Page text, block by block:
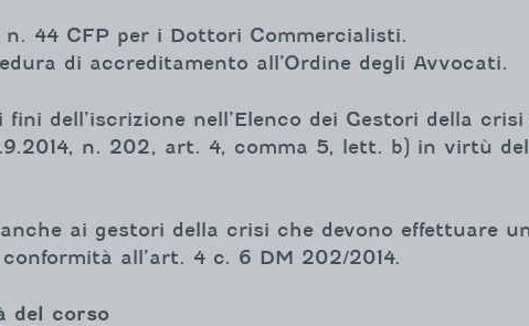
44 CFP per i Dottori Commercialisti.
di accreditamento all’Ordine degli Avvocati.
dell’iscrizione nell’Elenco dei Gestori della
n. 202, art. 4, comma 5, lett. b) in virtù
ai gestori della crisi che devono effettuare
all’art. 4 c. 6 DM 202/2014.
del corso